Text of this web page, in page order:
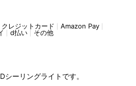
クレジットカード
Amazon Pay
d払い その他
ーリングライトです。